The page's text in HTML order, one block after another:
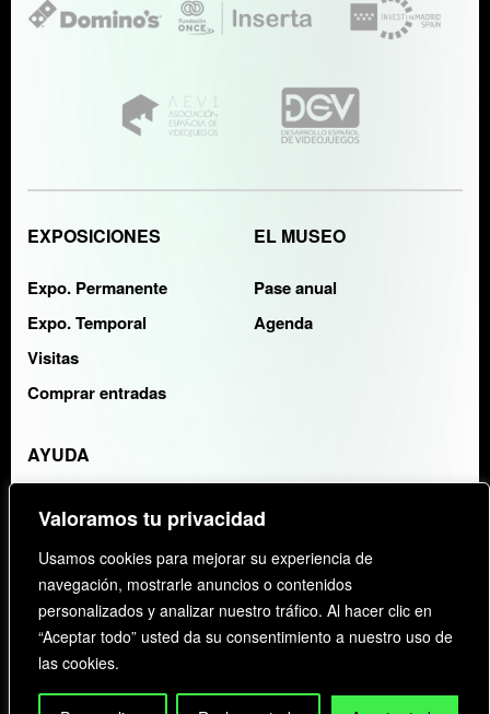
Valoramos tu privacidad
Usamos cookies para mejorar su experiencia de
navegación, mostrarle anuncios o contenidos
personalizados y analizar nuestro tráfico. Al hacer clic en
“Aceptar todo” usted da su consentimiento a nuestro uso de
las cookies.
EXPOSICIONES
Expo. Permanente
Expo. Temporal
Visitas
Comprar entradas
EL MUSEO
Pase anual
Agenda
AYUDA
Contacto
ENTIDAD COLABORADORA:
POLITICA PRIVACIDAD
2026 KAIJU GROUP . All rights reserved.